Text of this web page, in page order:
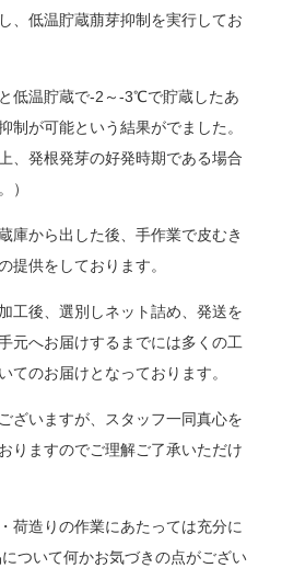
、低温貯蔵萠芽抑制を実行してお
低温貯蔵で-2～-3℃で貯蔵したあ
制が可能という結果がでました。
、発根発芽の好発時期である場合
）
庫から出した後、手作業で皮むき
提供をしております。
工後、選別しネット詰め、発送を
元へお届けするまでには多くの工
てのお届けとなっております。
ざいますが、スタッフ一同真心を
りますのでご理解ご了承いただけ
荷造りの作業にあたっては充分に
ついて何かお気づきの点がござい